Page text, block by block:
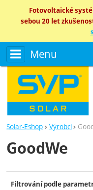
Fotovoltaické
sebou 20 let
Menu
Solar-Eshop Výrobci
GoodWe
Zobrazit více
Filtrování podle